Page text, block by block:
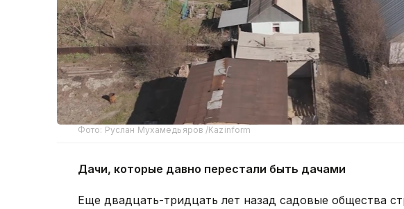
Фото: Руслан Мухамедьяров /Kazinform
Дачи, которые давно перестали быть дачами
Еще двадцать-тридцать лет назад садовые общества